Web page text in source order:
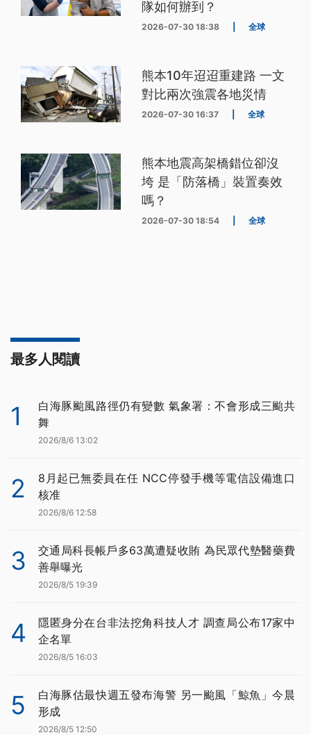
隊如何辦到？
2026-07-30 18:38 全球
熊本10年迢迢重建路 一文
對比兩次強震各地災情
2026-07-30 16:37 全球
熊本地震高架橋錯位卻沒
垮 是「防落橋」裝置奏效
嗎？
2026-07-30 18:54 全球
最多人閱讀
1
白海豚颱風路徑仍有變數 氣象署：不會形成三颱共
舞
2026/8/6 13:02
2
8月起已無委員在任 NCC停發手機等電信設備進口
核准
2026/8/6 12:58
3
交通局科長帳戶多63萬遭疑收賄 為民眾代墊醫藥費
善舉曝光
2026/8/5 19:39
4
隱匿身分在台非法挖角科技人才 調查局公布17家中
企名單
2026/8/5 16:03
5
白海豚估最快週五發布海警 另一颱風「鯨魚」今晨
形成
2026/8/5 12:50